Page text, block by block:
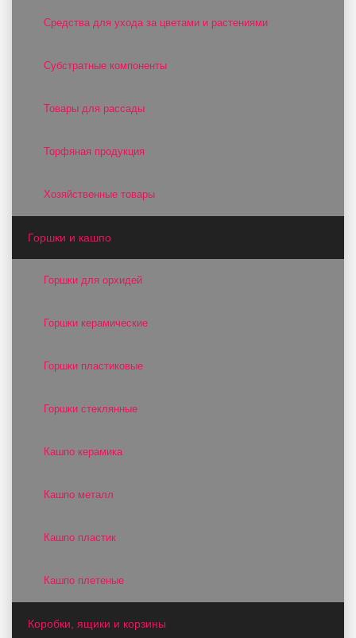
Средства для ухода за цветами и растениями
Субстратные компоненты
Товары для рассады
Торфяная продукция
Хозяйственные товары
Горшки и кашпо
Горшки для орхидей
Горшки керамические
Горшки пластиковые
Горшки стеклянные
Кашпо керамика
Кашпо металл
Кашпо пластик
Кашпо плетеные
Коробки, ящики и корзины